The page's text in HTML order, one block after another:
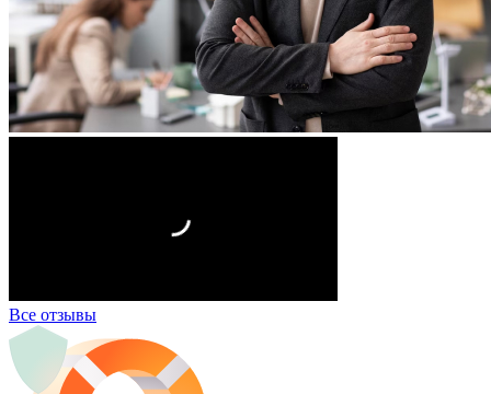
Все отзывы